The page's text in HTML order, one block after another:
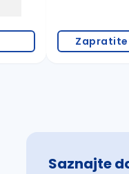
Zapratite
Saznajte